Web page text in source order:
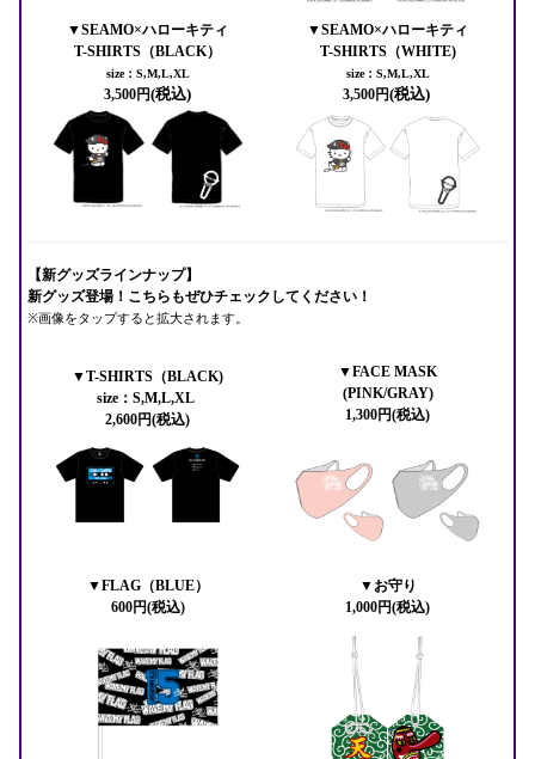
▼SEAMO×ハローキティ
T-SHIRTS（BLACK）
size：S,M,L,XL
3,500円(税込)
▼SEAMO×ハローキティ
T-SHIRTS（WHITE)
size：S,M,L,XL
3,500円(税込)
【新グッズラインナップ】
新グッズ登場！こちらもぜひチェックしてください！
※画像をタップすると拡大されます。
▼T-SHIRTS（BLACK)
size：S,M,L,XL
2,600円(税込)
▼FACE MASK
(PINK/GRAY)
1,300円(税込)
▼FLAG（BLUE）
600円(税込)
▼お守り
1,000円(税込)